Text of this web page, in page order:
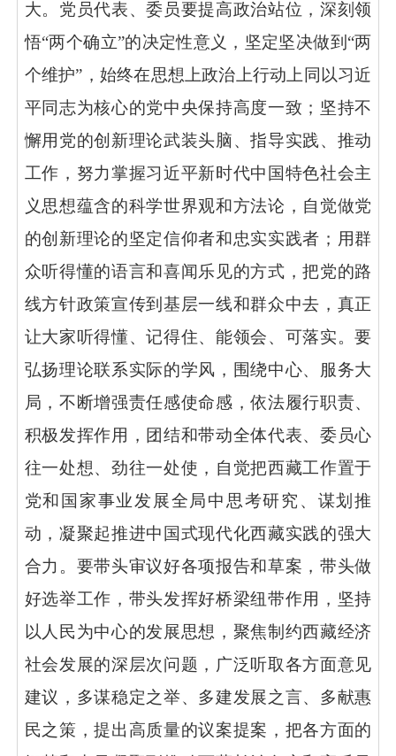
大。党员代表、委员要提高政治站位，深刻领
悟“两个确立”的决定性意义，坚定坚决做到“两
个维护”，始终在思想上政治上行动上同以习近
平同志为核心的党中央保持高度一致；坚持不
懈用党的创新理论武装头脑、指导实践、推动
工作，努力掌握习近平新时代中国特色社会主
义思想蕴含的科学世界观和方法论，自觉做党
的创新理论的坚定信仰者和忠实实践者；用群
众听得懂的语言和喜闻乐见的方式，把党的路
线方针政策宣传到基层一线和群众中去，真正
让大家听得懂、记得住、能领会、可落实。要
弘扬理论联系实际的学风， 围绕中心、服务大
局，不断增强责任感使命感，依法履行职责、
积极发挥作用，团结和带动全体代表、委员心
往一处想、劲往一处使，自觉把西藏工作置于
党和国家事业发展全局中思考研究、谋划推
动，凝聚起推进中国式现代化西藏实践的强大
合力。 要带头审议好各项报告和草案， 带头做
好选举工作，带头发挥好桥梁纽带作用，坚持
以人民为中心的发展思想，聚焦制约西藏经济
社会发展的深层次问题，广泛听取各方面意见
建议，多谋稳定之举、多建发展之言、多献惠
民之策，提出高质量的议案提案，把各方面的